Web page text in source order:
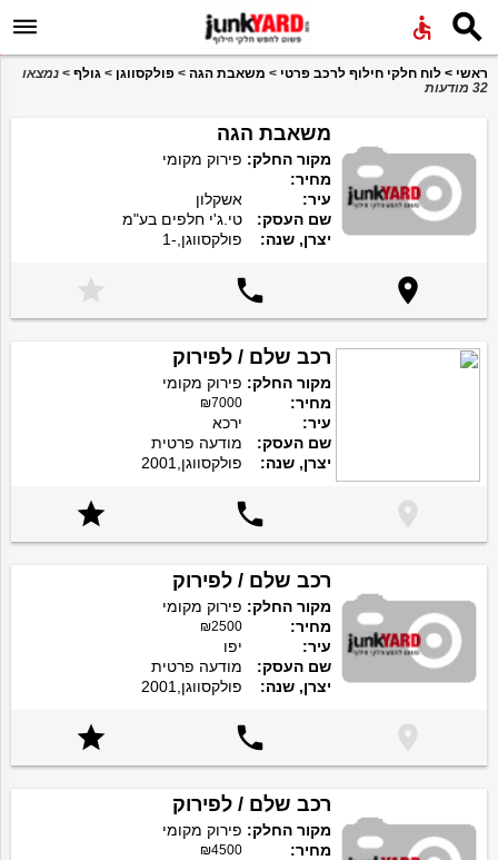
 
ראשי > לוח חלקי חילוף לרכב פרטי > משאבת הגה > פולקסווגן > גולף > נמצאו
32 מודעות
משאבת הגה
מקור החלק: פירוק מקומי
מחיר:
עיר:
אשקלון
שם העסק:
טי.ג'י חלפים בע"מ
יצרן, שנה:
פולקסווגן,-1



רכב שלם / לפירוק
מקור החלק: פירוק מקומי
מחיר:
₪7000
עיר:
ירכא
שם העסק:
מודעה פרטית
יצרן, שנה:
פולקסווגן,2001



רכב שלם / לפירוק
מקור החלק: פירוק מקומי
מחיר:
₪2500
עיר:
יפו
שם העסק:
מודעה פרטית
יצרן, שנה:
פולקסווגן,2001



רכב שלם / לפירוק
מקור החלק: פירוק מקומי
מחיר:
₪4500